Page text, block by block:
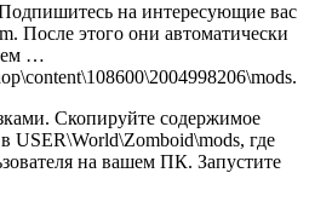
на интересующие вас
После этого они автоматически
…
Скопируйте содержимое
USER\World\Zomboid\mods, где
на вашем ПК. Запустите